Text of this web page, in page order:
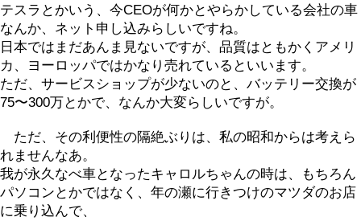
テスラとかいう、今CEOが何かとやらかしている会社の車
なんか、ネット申し込みらしいですね。
日本ではまだあんま見ないですが、品質はともかくアメリ
カ、ヨーロッパではかなり売れているといいます。
ただ、サービスショップが少ないのと、バッテリー交換が
75〜300万とかで、なんか大変らしいですが。
ただ、その利便性の隔絶ぶりは、私の昭和からは考えら
れませんなあ。
我が永久なべ車となったキャロルちゃんの時は、もちろん
パソコンとかではなく、年の瀬に行きつけのマツダのお店
に乗り込んで、